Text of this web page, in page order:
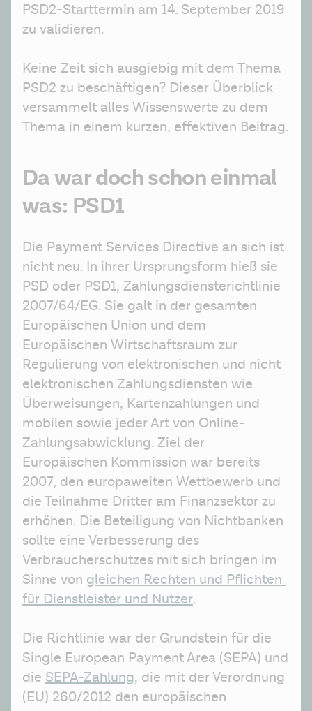
PSD2-Starttermin am 14. September 2019
zu validieren.
Keine Zeit sich ausgiebig mit dem Thema
PSD2 zu beschäftigen? Dieser Überblick
versammelt alles Wissenswerte zu dem
Thema in einem kurzen, effektiven Beitrag.
Da war doch schon einmal
was: PSD1
Die Payment Services Directive an sich ist
nicht neu. In ihrer Ursprungsform hieß sie
PSD oder PSD1, Zahlungsdiensterichtlinie
2007/64/EG. Sie galt in der gesamten
Europäischen Union und dem
Europäischen Wirtschaftsraum zur
Regulierung von elektronischen und nicht
elektronischen Zahlungsdiensten wie
Überweisungen, Kartenzahlungen und
mobilen sowie jeder Art von Online-
Zahlungsabwicklung. Ziel der
Europäischen Kommission war bereits
2007, den europaweiten Wettbewerb und
die Teilnahme Dritter am Finanzsektor zu
erhöhen. Die Beteiligung von Nichtbanken
sollte eine Verbesserung des
Verbraucherschutzes mit sich bringen im
Sinne von gleichen Rechten und Pflichten
für Dienstleister und Nutzer.
Die Richtlinie war der Grundstein für die
Single European Payment Area (SEPA) und
die SEPA-Zahlung, die mit der Verordnung
(EU) 260/2012 den europäischen